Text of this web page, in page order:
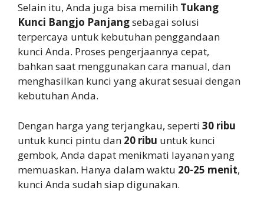
Selain itu, Anda juga bisa memilih Tukang
Kunci Bangjo Panjangsebagai solusi
terpercaya untuk kebutuhan penggandaan
kunci Anda. Proses pengerjaannya cepat,
bahkan saat menggunakan cara manual, dan
menghasilkan kunci yang akurat sesuai dengan
kebutuhan Anda.
Dengan harga yang terjangkau, seperti 30 ribu
untuk kunci pintu dan 20 ribu untuk kunci
gembok, Anda dapat menikmati layanan yang
memuaskan. Hanya dalam waktu 20-25 menit,
kunci Anda sudah siap digunakan.